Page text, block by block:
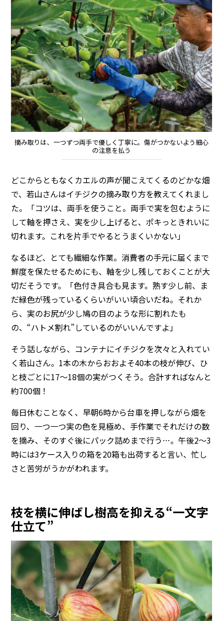
摘み取りは、一つずつ両手で優しく丁寧に。傷がつかないよう細心
の注意を払う
どこからともなくカエルの声が聞こえてくるのどかな畑
で、若山さんはイチジクの摘み取り方を教えてくれまし
た。「コツは、両手を使うこと。両手で実を包むように
して軸を押さえ、実を少し上げると、ポキっときれいに
切れます。これを片手でやるとうまくいかない」
なるほど、とても繊細な作業。消費者の手元に届くまで
鮮度を保たせるためにも、軸を少し残しておくことが大
切だそうです。「色付き具合も見ます。熟す少し前、ま
だ緑色が残っているくらいがいい頃合いだね。それか
ら、実のお尻が少し鳩の目のような形に割れたも
の、“ハトメ割れ”しているのがいいんですよ」
そう話しながら、コンテナにイチジクを次々と入れてい
く若山さん。1本の木からおおよそ40本の枝が伸び、ひ
と枝ごとに17～18個の実がつくそう。合計すればなんと
約700個！
毎日休むことなく、早朝6時から台車を押しながら畑を
回り、一つ一つ実の色を見極め、手作業でそれだけの数
を摘み、そのすぐ後にパック詰めまで行う…。午後2～3
時には3ケース入りの箱を20箱も出荷すると言い、忙し
さと苦労がうかがわれます。
枝を横に伸ばし樹高を抑える“一文字
仕立て”